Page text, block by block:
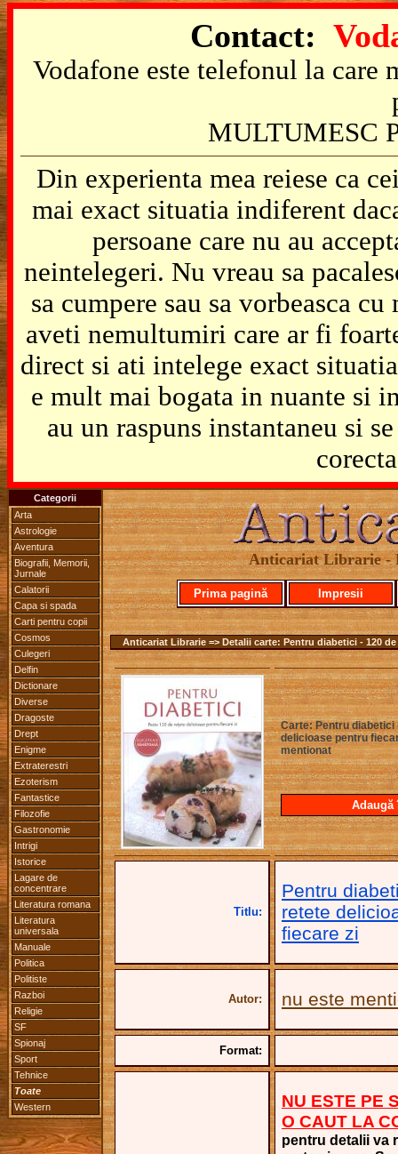
Contact:
Vodafone este telefonul la
MULTUMESC
Din experienta mea reiese ca
mai exact situatia indiferent
persoane care nu au
neintelegeri. Nu vreau sa
sa cumpere sau sa vorbeasca
aveti nemultumiri care ar fi
direct si ati intelege exact
e mult mai bogata in nuante si
au un raspuns instantaneu si
Categorii
Arta
Astrologie
Aventura
Biografii, Memorii,
Jurnale
Calatorii
Capa si spada
Carti pentru copii
Cosmos
Culegeri
Delfin
Dictionare
Diverse
Dragoste
Drept
Enigme
Extraterestri
Ezoterism
Fantastice
Filozofie
Gastronomie
Intrigi
Istorice
Lagare de
concentrare
Literatura romana
Literatura
universala
Manuale
Politica
Politiste
Razboi
Religie
SF
Spionaj
Sport
Tehnice
Toate
Western
Anticariat Librarie -
Prima pagină Impresii
Anticariat Librarie => Detalii carte: Pentru diabetici - 120
Carte: Pentru diabetici
delicioase pentru
mentionat
Adaugă
Titlu:
Pentru
retete
fiecare zi
Autor: nu este
Format:
NU ESTE PE
O CAUT LA
pentru detalii va